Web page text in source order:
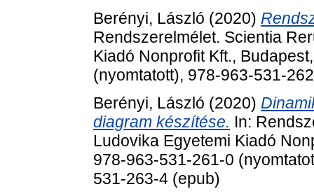
Berényi, László (2020)
Rendszerelmélet. Scientia
Kiadó Nonprofit Kft.,
(nyomtatott), 978-963-531-
Berényi, László (2020)
diagram készítése. In:
Ludovika Egyetemi Kiadó
978-963-531-261-0
531-263-4 (epub)